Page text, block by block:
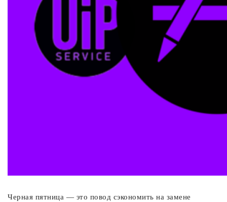
Черная пятница — это повод сэкономить на замене